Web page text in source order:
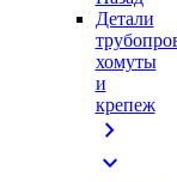
Детали
хомуты
и
крепеж
chevron_right
expand_more